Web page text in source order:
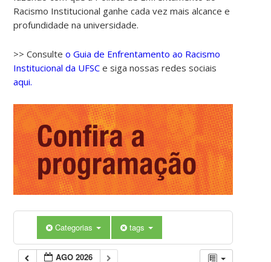
Racismo Institucional ganhe cada vez mais alcance e
profundidade na universidade.
>> Consulteo Guia de Enfrentamento ao Racismo
Institucional da UFSC e siga nossas redes sociais
aqui.
Categorias tags
AGO 2026